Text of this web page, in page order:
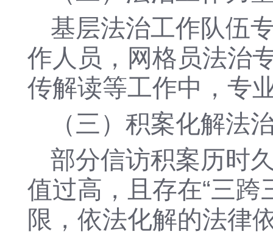
基层法治工作队伍
作人员，网格员法治
传解读等工作中，专
（三）积案化解法
部分信访积案历时
值过高，且存在“三跨
限，依法化解的法律